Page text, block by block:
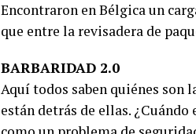
Encontraron en Bélgica un
que entre la revisadera de
BARBARIDAD 2.0
Aquí todos saben quiénes son
están detrás de ellas.